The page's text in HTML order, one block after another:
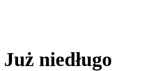
Już niedługo